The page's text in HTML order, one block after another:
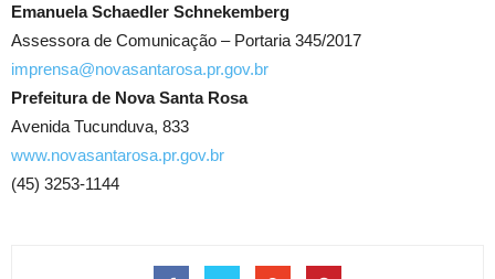
Emanuela Schaedler Schnekemberg
Assessora de Comunicação – Portaria 345/2017
imprensa@novasantarosa.pr.gov.br
Prefeitura de Nova Santa Rosa
Avenida Tucunduva, 833
www.novasantarosa.pr.gov.br
(45) 3253-1144